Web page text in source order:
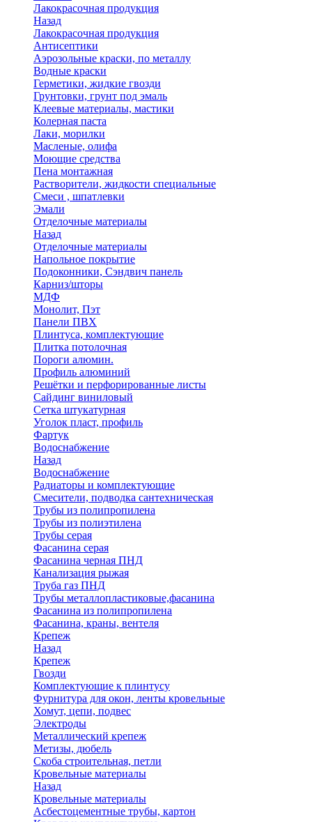
Лакокрасочная продукция
Назад
Лакокрасочная продукция
Антисептики
Аэрозольные краски, по металлу
Водные краски
Герметики, жидкие гвозди
Грунтовки, грунт под эмаль
Клеевые материалы, мастики
Колерная паста
Лаки, морилки
Масленые, олифа
Моющие средства
Пена монтажная
Растворители, жидкости специальные
Смеси , шпатлевки
Эмали
Отделочные материалы
Назад
Отделочные материалы
Напольное покрытие
Подоконники, Сэндвич панель
Карниз/шторы
МДФ
Монолит, Пэт
Панели ПВХ
Плинтуса, комплектующие
Плитка потолочная
Пороги алюмин.
Профиль алюминий
Решётки и перфорированные листы
Сайдинг виниловый
Сетка штукатурная
Уголок пласт, профиль
Фартук
Водоснабжение
Назад
Водоснабжение
Радиаторы и комплектующие
Смесители, подводка сантехническая
Трубы из полипропилена
Трубы из полиэтилена
Трубы серая
Фасанина серая
Фасанина черная ПНД
Канализация рыжая
Труба газ ПНД
Трубы металлопластиковые,фасанина
Фасанина из полипропилена
Фасанина, краны, вентеля
Крепеж
Назад
Крепеж
Гвозди
Комплектующие к плинтусу
Фурнитура для окон, ленты кровельные
Хомут, цепи, подвес
Электроды
Металлический крепеж
Метизы, дюбель
Скоба строительная, петли
Кровельные материалы
Назад
Кровельные материалы
Асбестоцементные трубы, картон